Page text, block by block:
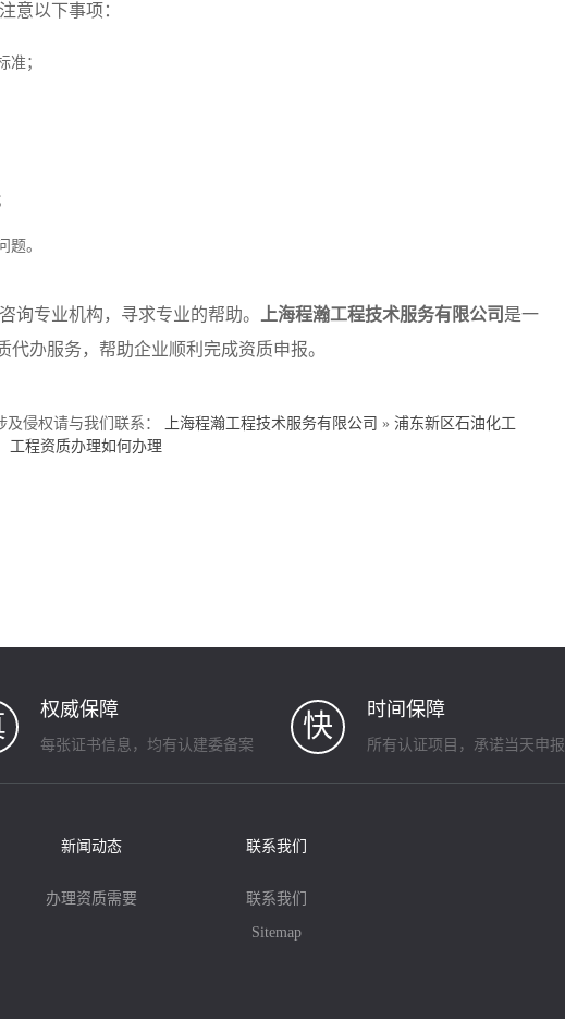
意以下事项：
准；
题。
询专业机构，寻求专业的帮助。 上海程瀚工程技术服务有限公司 是一
办服务，帮助企业顺利完成资质申报。
侵权请与我们联系： 上海程瀚工程技术服务有限公司 » 浦东新区石油化工
工程资质办理如何办理
权威保障
每张证书信息，均有认建委备案
快 时间保障
所有认证项目，承诺当天申报
新闻动态
办理资质需要
联系我们
联系我们
Sitemap